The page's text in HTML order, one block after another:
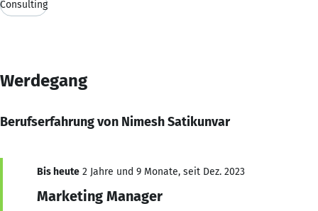
Consulting
Werdegang
Berufserfahrung von Nimesh Satikunvar
Bis heute 2 Jahre und 9 Monate, seit Dez. 2023
Marketing Manager